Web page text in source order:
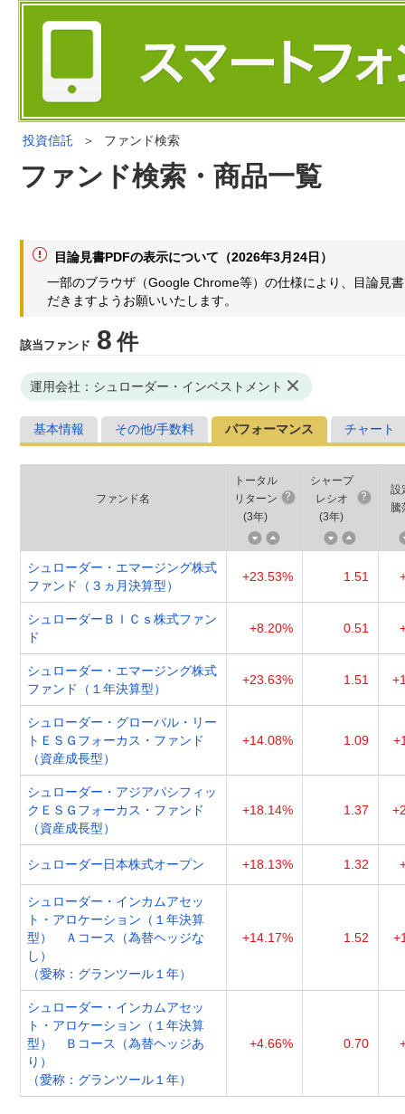
投資信託 ＞ ファンド検索
ファンド検索・商品一覧
目論見書PDFの表示について（2026年3月24日）
一部のブラウザ（Google Chrome等）の仕様により、目論見
だきますようお願いいたします。
該当ファンド 8 件
運用会社：シュローダー・インベストメント
基本情報 その他/手数料 パフォーマンス チャート
ファンド名
トータル
リターン
(3年)
シャープ
レシオ
(3年)
設
騰
シュローダー・エマージング株式
ファンド（３ヵ月決算型）
+23.53% 1.51
シュローダーＢＩＣｓ株式ファン
ド
+8.20% 0.51
シュローダー・エマージング株式
ファンド（１年決算型）
+23.63% 1.51
シュローダー・グローバル・リー
トＥＳＧフォーカス・ファンド
（資産成長型）
+14.08% 1.09
シュローダー・アジアパシフィッ
クＥＳＧフォーカス・ファンド
（資産成長型）
+18.14% 1.37
シュローダー日本株式オープン +18.13% 1.32
シュローダー・インカムアセッ
ト・アロケーション（１年決算
型） Ａコース（為替ヘッジな
し）
（愛称：グランツール１年）
+14.17% 1.52
シュローダー・インカムアセッ
ト・アロケーション（１年決算
型） Ｂコース（為替ヘッジあ
り）
（愛称：グランツール１年）
+4.66% 0.70